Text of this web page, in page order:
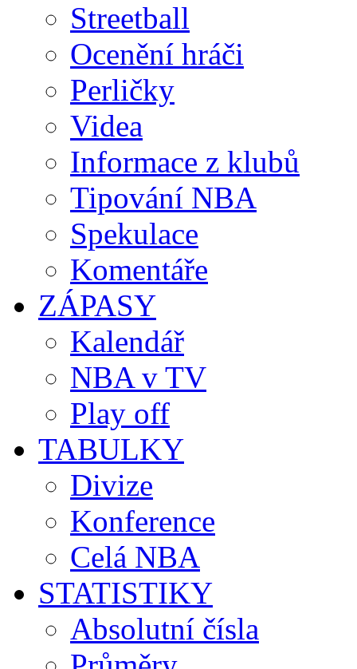
Streetball
Ocenění hráči
Perličky
Videa
Informace z klubů
Tipování NBA
Spekulace
Komentáře
ZÁPASY
Kalendář
NBA v TV
Play off
TABULKY
Divize
Konference
Celá NBA
STATISTIKY
Absolutní čísla